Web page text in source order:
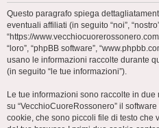
Questo paragrafo spiega
eventuali affiliati (in seguito “noi”,
“https://
“loro”, “phpBB software”,
usano le informazioni raccolte durante
(in seguito “le tue informazioni”).
Le tue informazioni sono raccolte in
su “VecchioCuoreRossonero” il
cookie, che sono piccoli file di testo che